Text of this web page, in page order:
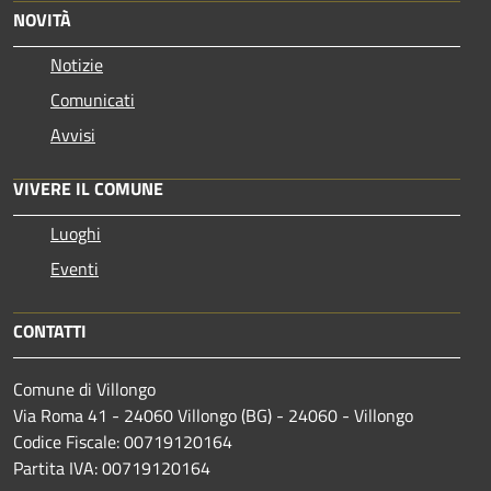
NOVITÀ
Notizie
Comunicati
Avvisi
VIVERE IL COMUNE
Luoghi
Eventi
CONTATTI
Comune di Villongo
Via Roma 41 - 24060 Villongo (BG) - 24060 - Villongo
Codice Fiscale: 00719120164
Partita IVA: 00719120164